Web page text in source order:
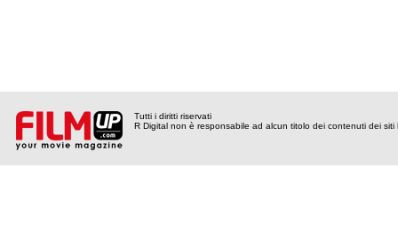
Tutti i diritti riservati
R Digital non è responsabile ad alcun titolo dei contenuti dei siti